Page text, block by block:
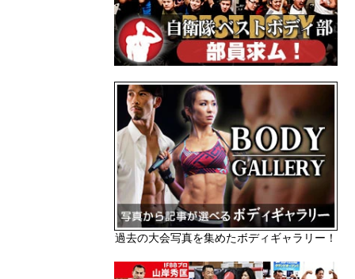
過去の大会写真を集めたボディギャラリー！